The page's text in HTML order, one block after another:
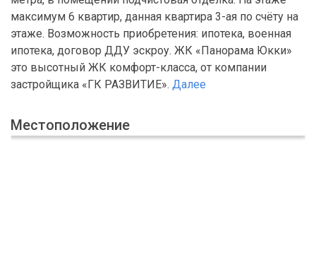
максимум 6 квартир, данная квартира 3-ая по счёту на
этаже. Возможность приобретения: ипотека, военная
ипотека, договор ДДУ эскроу. ЖК «Панорама Юкки»
это высотный ЖК комфорт-класса, от компании
застройщика «ГК РАЗВИТИЕ». Далее
Местоположение